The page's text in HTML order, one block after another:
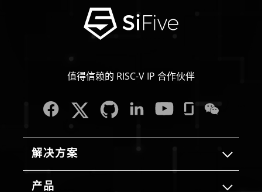
值得信赖的 RISC-V IP 合作伙伴
解决方案
产品